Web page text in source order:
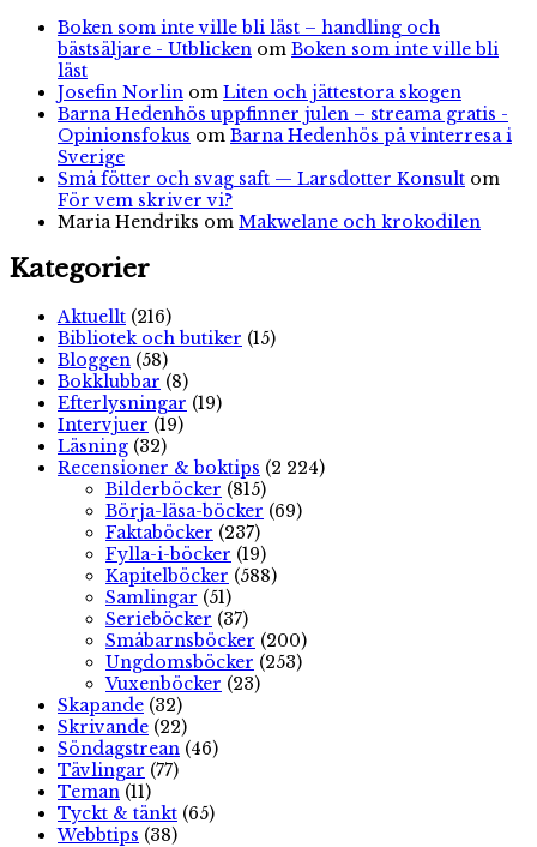
Boken som inte ville bli läst – handling och
bästsäljare - Utblicken om Boken som inte ville bli
läst
Josefin Norlin om Liten och jättestora skogen
Barna Hedenhös uppfinner julen – streama gratis -
Opinionsfokus om Barna Hedenhös på vinterresa i
Sverige
Små fötter och svag saft — Larsdotter Konsult om
För vem skriver vi?
Maria Hendriks om Makwelane och krokodilen
Kategorier
Aktuellt (216)
Bibliotek och butiker (15)
Bloggen (58)
Bokklubbar (8)
Efterlysningar (19)
Intervjuer (19)
Läsning (32)
Recensioner & boktips (2 224)
Bilderböcker (815)
Börja-läsa-böcker (69)
Faktaböcker (237)
Fylla-i-böcker (19)
Kapitelböcker (588)
Samlingar (51)
Serieböcker (37)
Småbarnsböcker (200)
Ungdomsböcker (253)
Vuxenböcker (23)
Skapande (32)
Skrivande (22)
Söndagstrean (46)
Tävlingar (77)
Teman (11)
Tyckt & tänkt (65)
Webbtips (38)